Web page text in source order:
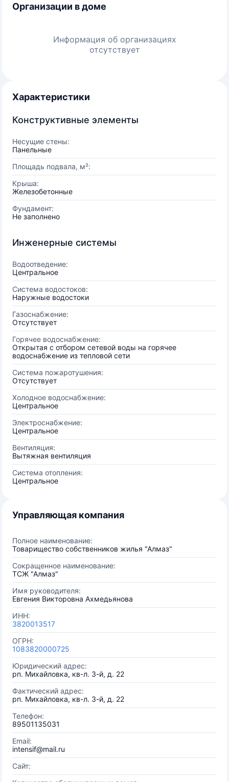
Организации в доме
Информация об организациях
отсутствует
Характеристики
Конструктивные элементы
Несущие стены:
Панельные
Площадь подвала, м²:
Крыша:
Железобетонные
Фундамент:
Не заполнено
Инженерные системы
Водоотведение:
Центральное
Система водостоков:
Наружные водостоки
Газоснабжение:
Отсутствует
Горячее водоснабжение:
Открытая с отбором сетевой воды на горячее
водоснабжение из тепловой сети
Система пожаротушения:
Отсутствует
Холодное водоснабжение:
Центральное
Электроснабжение:
Центральное
Вентиляция:
Вытяжная вентиляция
Система отопления:
Центральное
Управляющая компания
Полное наименование:
Товарищество собственников жилья "Алмаз"
Сокращенное наименование:
ТСЖ "Алмаз"
Имя руководителя:
Евгения Викторовна Ахмедьянова
ИНН:
3820013517
ОГРН:
1083820000725
Юридический адрес:
рп. Михайловка, кв-л. 3-й, д. 22
Фактический адрес:
рп. Михайловка, кв-л. 3-й, д. 22
Телефон:
89501135031
Email:
intensif@mail.ru
Сайт: